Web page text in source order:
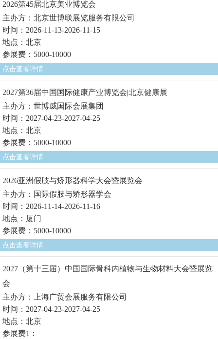
2026第45届北京美业博览会
主办方：北京世博联展览服务有限公司
时间：2026-11-13-2026-11-15
地点：北京
参展费：5000-10000
点击查看详情
2027第36届中国国际健康产业博览会|北京健康展
主办方：世博威国际会展集团
时间：2027-04-23-2027-04-25
地点：北京
参展费：5000-10000
点击查看详情
2026亚洲假肢与矫形器科学大会暨展览会
主办方：国际假肢与矫形器学会
时间：2026-11-14-2026-11-16
地点：厦门
参展费：5000-10000
点击查看详情
2027（第十三届）中国国际骨科内植物与生物材料大会暨展览
会
主办方：上海广贸会展服务有限公司
时间：2027-04-23-2027-04-25
地点：北京
参展费1：